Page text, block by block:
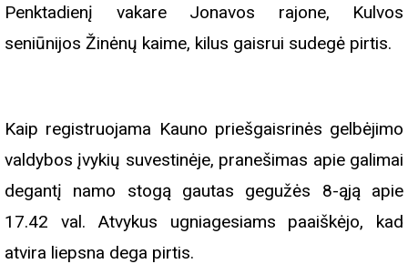
Penktadienį vakare Jonavos rajone, Kulvos
seniūnijos Žinėnų kaime, kilus gaisrui sudegė pirtis.
Kaip registruojama Kauno priešgaisrinės gelbėjimo
valdybos įvykių suvestinėje, pranešimas apie galimai
degantį namo stogą gautas gegužės 8-ąją apie
17.42 val. Atvykus ugniagesiams paaiškėjo, kad
atvira liepsna dega pirtis.